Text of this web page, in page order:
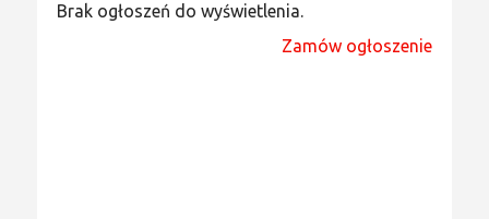
Brak ogłoszeń do wyświetlenia.
Zamów ogłoszenie